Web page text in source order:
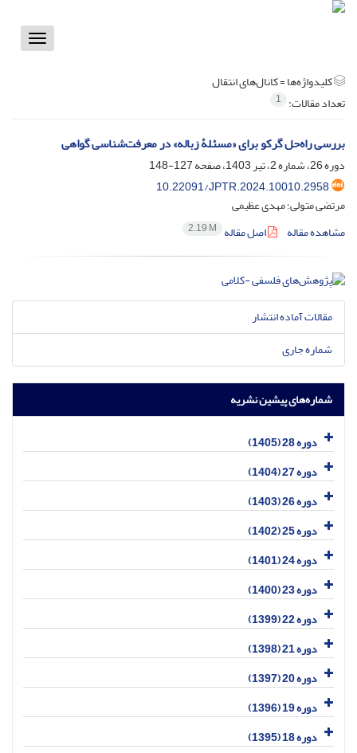
Toggle
کلیدواژه‌ها =کانال‌های انتقال
تعداد مقالات: 1
بررسی راه‌حل گرکو برای «مسئلۀ زباله» در معرفت‌شناسی گواهی
دوره 26، شماره 2، تیر 1403، صفحه
127-148
10.22091/JPTR.2024.10010.2958
مرتضی متولی؛ مهدی عظیمی
مشاهده مقاله
اصل مقاله 2.19 M
مقالات آماده انتشار
شماره جاری
شماره‌های پیشین نشریه
دوره 28 (1405)
دوره 27 (1404)
دوره 26 (1403)
دوره 25 (1402)
دوره 24 (1401)
دوره 23 (1400)
دوره 22 (1399)
دوره 21 (1398)
دوره 20 (1397)
دوره 19 (1396)
دوره 18 (1395)